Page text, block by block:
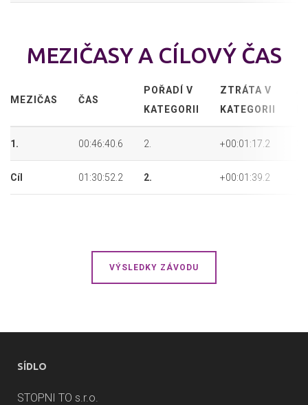
MEZIČASY A CÍLOVÝ ČAS
MEZIČAS ČAS
POŘADÍ V
KATEGORII
ZTRÁTA V
KATEGORII
1. 00:46:40.6 2. +00:01:17.2
Cíl 01:30:52.2 2. +00:01:39.2
VÝSLEDKY ZÁVODU
SÍDLO
STOPNI TO s.r.o.